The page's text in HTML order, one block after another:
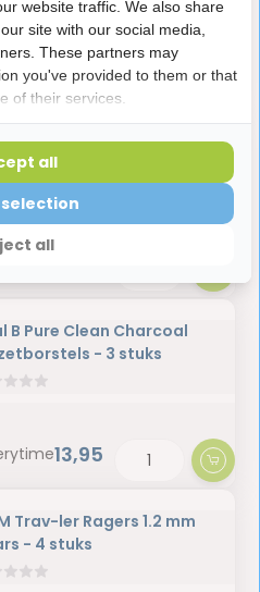
3,49
Rager Prime Refill 09
4,0 mm | 8 stuks
B Pure Clean Charcoal
- 3 stuks
13,95
Trav-ler Ragers 1.2 mm
- 4 stuks
website traffic. We also share
site with our social media,
These partners may
you've provided to them or that
of their services.
all
all